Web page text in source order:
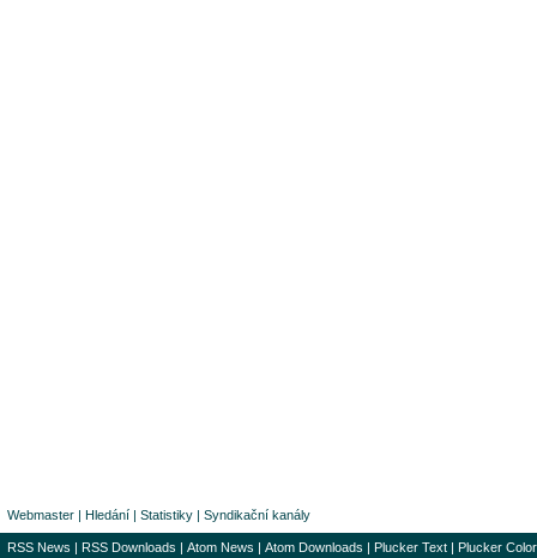
Webmaster | Hledání | Statistiky | Syndikační kanály
RSS News | RSS Downloads | Atom News | Atom Downloads | Plucker Text | Plucker Color